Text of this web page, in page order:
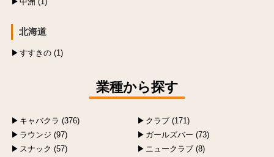
北海道
すすきの (1)
業種から探す
キャバクラ (376)
クラブ (171)
ラウンジ (97)
ガールズバー (73)
スナック (57)
ニュークラブ (8)